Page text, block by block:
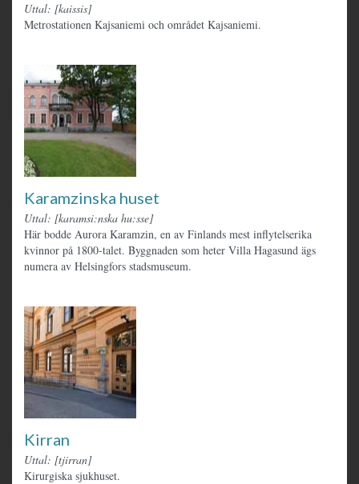
Uttal: [kaissis]
Metrostationen Kajsaniemi och området Kajsaniemi.
Karamzinska huset
Uttal: [karamsi:nska hu:sse]
Här bodde Aurora Karamzin, en av Finlands mest inflytelserika
kvinnor på 1800-talet. Byggnaden som heter Villa Hagasund ägs
numera av Helsingfors stadsmuseum.
Kirran
Uttal: [tjirran]
Kirurgiska sjukhuset.